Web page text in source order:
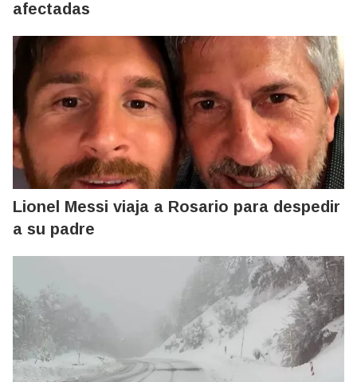
afectadas
Lionel Messi viaja a Rosario para despedir
a su padre